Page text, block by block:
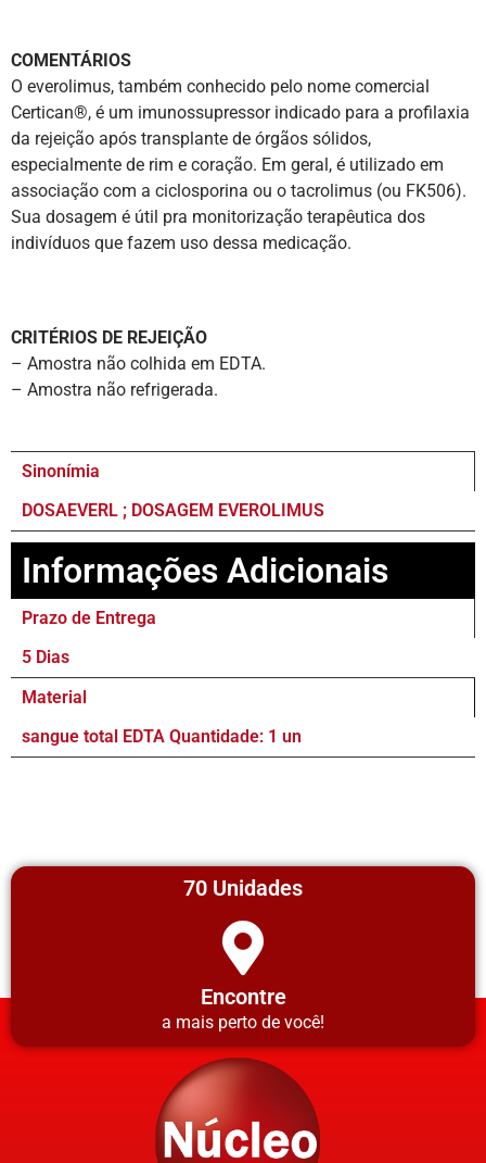
COMENTÁRIOS
O everolimus, também conhecido pelo nome comercial
Certican®, é um imunossupressor indicado para a profilaxia
da rejeição após transplante de órgãos sólidos,
especialmente de rim e coração. Em geral, é utilizado em
associação com a ciclosporina ou o tacrolimus (ou FK506).
Sua dosagem é útil pra monitorização terapêutica dos
indivíduos que fazem uso dessa medicação.
CRITÉRIOS DE REJEIÇÃO
– Amostra não colhida em EDTA.
– Amostra não refrigerada.
Sinonímia
DOSAEVERL ; DOSAGEM EVEROLIMUS
Informações Adicionais
Prazo de Entrega
5 Dias
Material
sangue total EDTA Quantidade: 1 un
70 Unidades
Encontre
a mais perto de você!